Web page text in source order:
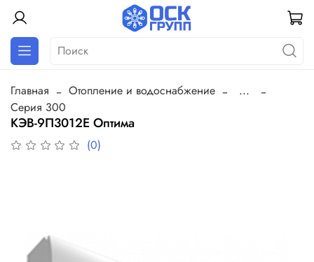
Главная Отопление и водоснабжение
...
Серия 300
КЭВ-9П3012Е Оптима
(0)